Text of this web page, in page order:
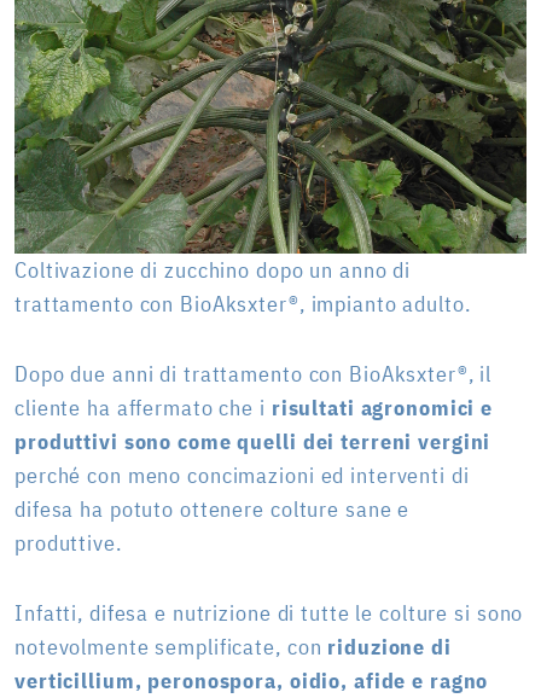
Coltivazione di zucchino dopo un anno di
trattamento con BioAksxter®, impianto adulto.
Dopo due anni di trattamento con BioAksxter®, il
cliente ha affermato che i risultati agronomici e
produttivi sono come quelli dei terreni vergini
perché con meno concimazioni ed interventi di
difesa ha potuto ottenere colture sane e
produttive.
Infatti, difesa e nutrizione di tutte le colture si sono
notevolmente semplificate, con riduzione di
verticillium, peronospora, oidio, afide e ragno